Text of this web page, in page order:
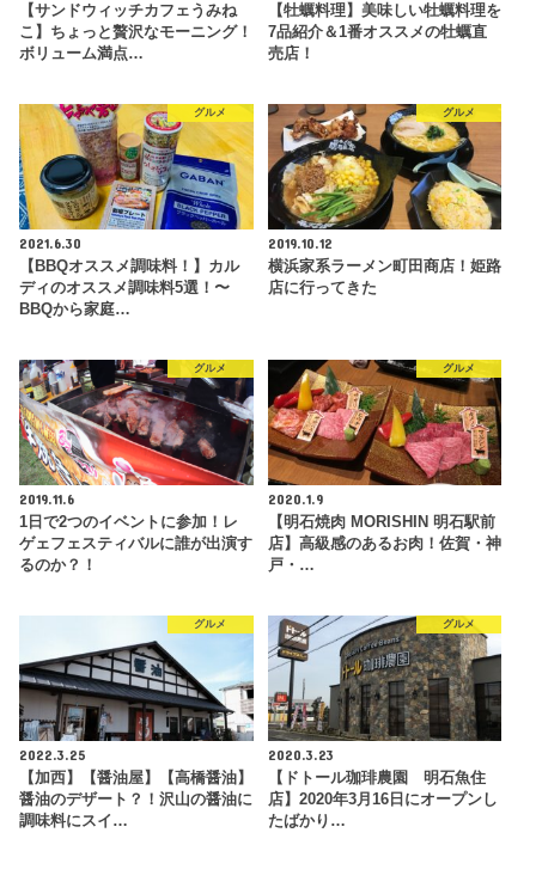
【サンドウィッチカフェうみね
こ】ちょっと贅沢なモーニング！
ボリューム満点…
【牡蠣料理】美味しい牡蠣料理を
7品紹介＆1番オススメの牡蠣直
売店！
グルメ
2021.6.30
【BBQオススメ調味料！】カル
ディのオススメ調味料5選！〜
BBQから家庭…
グルメ
2019.10.12
横浜家系ラーメン町田商店！姫路
店に行ってきた
グルメ
2019.11.6
1日で2つのイベントに参加！レ
ゲェフェスティバルに誰が出演す
るのか？！
グルメ
2020.1.9
【明石焼肉 MORISHIN 明石駅前
店】高級感のあるお肉！佐賀・神
戸・…
グルメ
2022.3.25
【加西】【醤油屋】【高橋醤油】
醤油のデザート？！沢山の醤油に
調味料にスイ…
グルメ
2020.3.23
【ドトール珈琲農園 明石魚住
店】2020年3月16日にオープンし
たばかり…